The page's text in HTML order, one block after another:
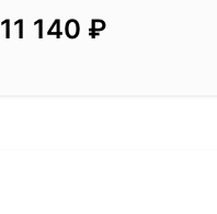
11 140 ₽